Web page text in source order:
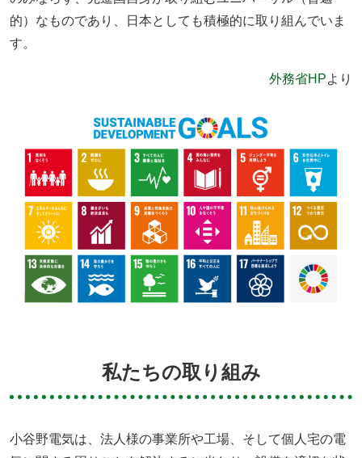
的）なものであり、日本としても積極的に取り組んでいま
す。
外務省HPより
私たちの取り組み
小谷野電気は、法人様の事業所や工場、そして個人宅の電